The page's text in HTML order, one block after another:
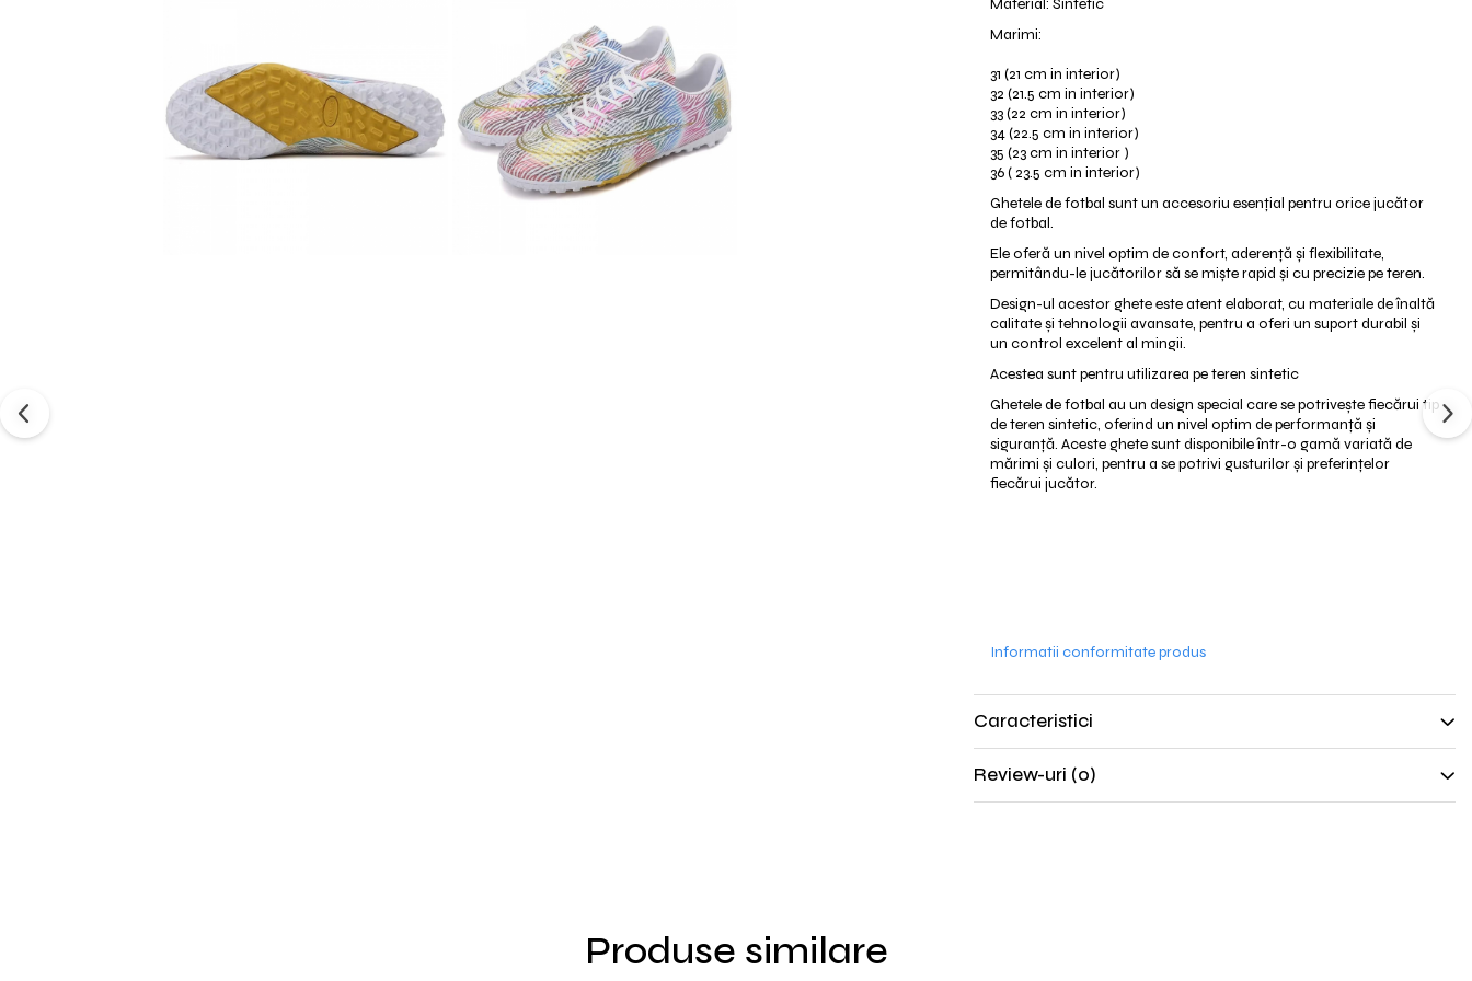
Material: Sintetic
Marimi:
31 (21 cm in interior)
32 (21.5 cm in interior)
33 (22 cm in interior)
34 (22.5 cm in interior)
35 (23 cm in interior )
36 ( 23.5 cm in interior)
Ghetele de fotbal sunt un accesoriu esențial pentru orice jucător
de fotbal.
Ele oferă un nivel optim de confort, aderență și flexibilitate,
permitându-le jucătorilor să se miște rapid și cu precizie pe teren.
Design-ul acestor ghete este atent elaborat, cu materiale de înaltă
calitate și tehnologii avansate, pentru a oferi un suport durabil și
un control excelent al mingii.
Acestea sunt pentru utilizarea pe teren sintetic
Ghetele de fotbal au un design special care se potrivește fiecărui tip
de teren sintetic, oferind un nivel optim de performanță și
siguranță. Aceste ghete sunt disponibile într-o gamă variată de
mărimi și culori, pentru a se potrivi gusturilor și preferințelor
fiecărui jucător.
Informatii conformitate produs
Caracteristici
Review-uri (0)
Produse similare